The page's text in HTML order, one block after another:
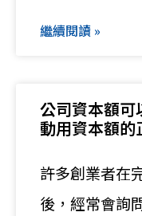
繼續閱讀 »
公司資本額可
動用資本額的
許多創業者在
後，經常會詢